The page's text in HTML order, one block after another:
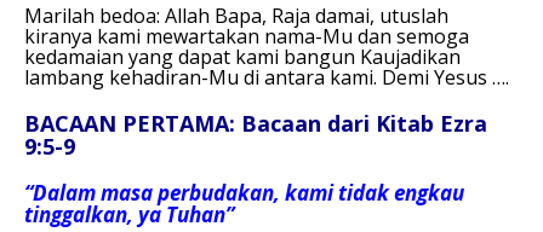
Marilah bedoa: Allah Bapa, Raja damai, utuslah
kiranya kami mewartakan nama-Mu dan semoga
kedamaian yang dapat kami bangun Kaujadikan
lambang kehadiran-Mu di antara kami. Demi Yesus ….
BACAAN PERTAMA: Bacaan dari Kitab Ezra
9:5-9
“Dalam masa perbudakan, kami tidak engkau
tinggalkan, ya Tuhan”